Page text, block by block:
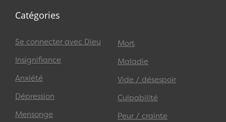
Catégories
Se connecter avec Dieu
Insignifiance
Anxiété
Dépression
Mensonge
Mort
Maladie
Vide / désespoir
Culpabilité
Peur / crainte